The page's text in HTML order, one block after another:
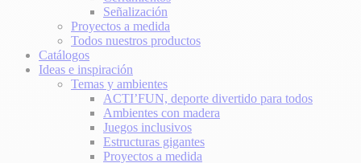
Señalización
Proyectos a medida
Todos nuestros productos
Catálogos
Ideas e inspiración
Temas y ambientes
ACTI’FUN, deporte divertido para todos
Ambientes con madera
Juegos inclusivos
Estructuras gigantes
Proyectos a medida